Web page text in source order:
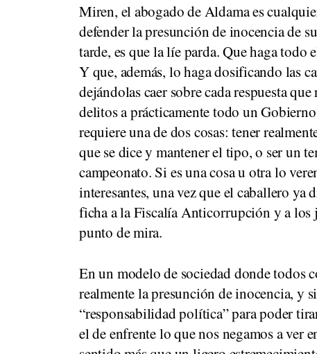
Miren, el abogado de Aldama es
defender la presunción de inocencia de
tarde, es que la líe parda. Que haga
Y que, además, lo haga dosificando las
dejándolas caer sobre cada respuesta
delitos a prácticamente todo un
requiere una de dos cosas: tener
que se dice y mantener el tipo, o ser un
campeonato. Si es una cosa u otra lo
interesantes, una vez que el caballero
ficha a la Fiscalía Anticorrupción y a los
punto de mira.
En un modelo de sociedad donde todos
realmente la presunción de inocencia, y
“responsabilidad política” para poder
el de enfrente lo que nos negamos a ver